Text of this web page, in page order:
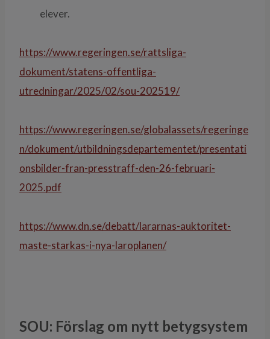
elever.
https://www.regeringen.se/rattsliga-
dokument/statens-offentliga-
utredningar/2025/02/sou-202519/
https://www.regeringen.se/globalassets/regeringe
n/dokument/utbildningsdepartementet/presentati
onsbilder-fran-presstraff-den-26-februari-
2025.pdf
https://www.dn.se/debatt/lararnas-auktoritet-
maste-starkas-i-nya-laroplanen/
SOU: Förslag om nytt betygsystem